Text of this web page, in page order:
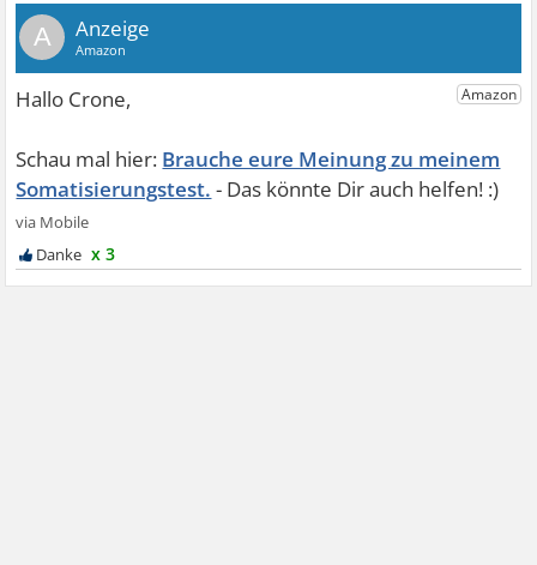
A
Brauche eure Meinung zu meinem
Somatisierungstest.
x 3